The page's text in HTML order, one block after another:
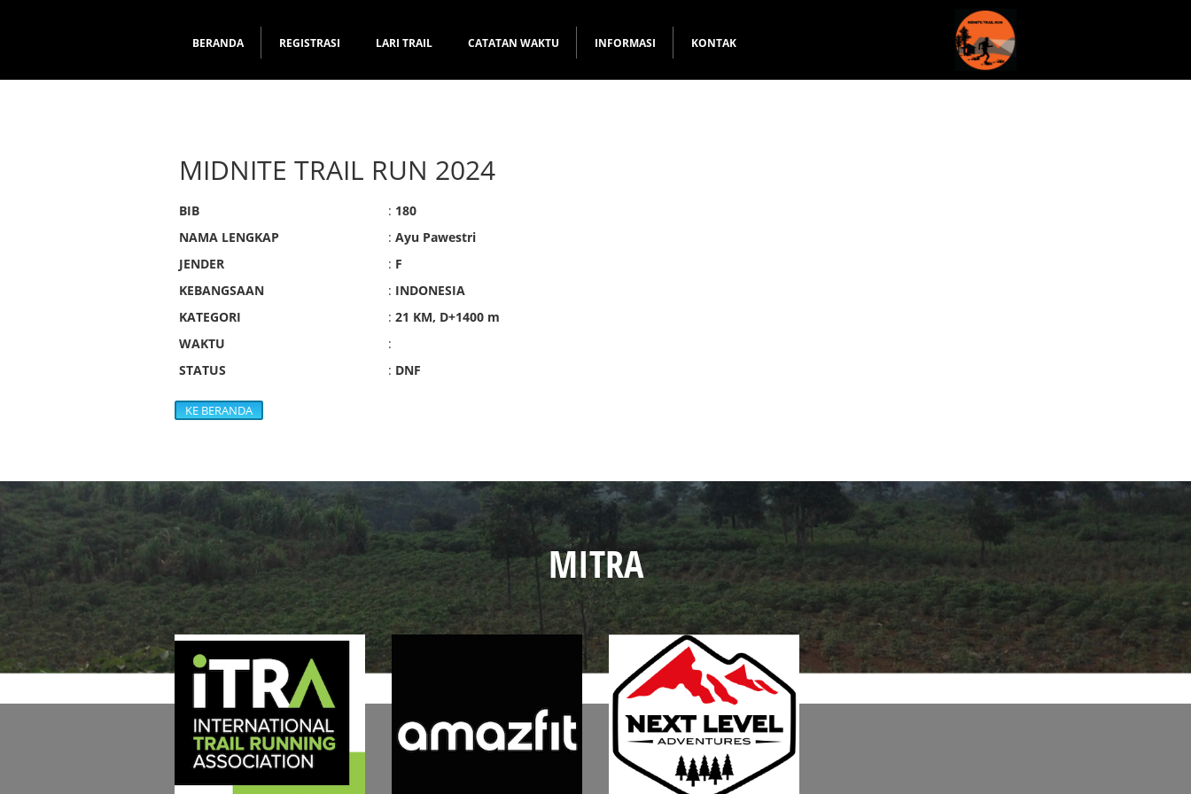
BERANDA REGISTRASI LARI TRAIL CATATAN WAKTU INFORMASI KONTAK
MIDNITE TRAIL RUN 2024
BIB : 180
NAMA LENGKAP
: Ayu Pawestri
JENDER
: F
KEBANGSAAN
: INDONESIA
KATEGORI
: 21 KM, D+1400 m
WAKTU
:
STATUS
: DNF
KE BERANDA
MITRA